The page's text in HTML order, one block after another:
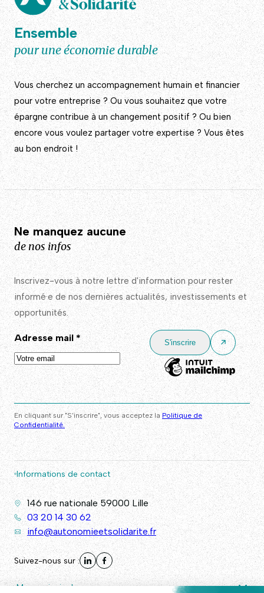
Ensemble
pour une économie durable
Vous cherchez un accompagnement humain et financier
pour votre entreprise ? Ou vous souhaitez que votre
épargne contribue à un changement positif ? Ou bien
encore vous voulez partager votre expertise ? Vous êtes
au bon endroit !
Ne manquez aucune
de nos infos
Inscrivez-vous à notre lettre d'information pour rester
informé·e de nos dernières actualités, investissements et
opportunités.
Adresse mail*
En cliquant sur "S’inscrire", vous acceptez la Politique de
Confidentialité.
Informations de contact
146 rue nationale 59000 Lille
03 20 14 30 62
info@autonomieetsolidarite.fr
Suivez-nous sur :
Menu principal